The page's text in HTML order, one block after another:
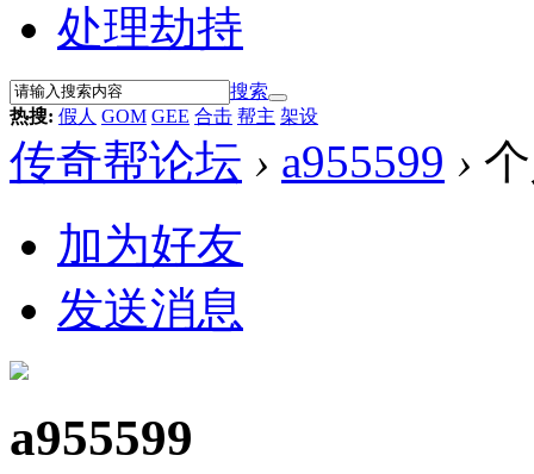
处理劫持
搜索
热搜: 假人 GOM GEE 合击 帮主 架设
传奇帮论坛 › a955599 ›
加为好友
发送消息
a955599